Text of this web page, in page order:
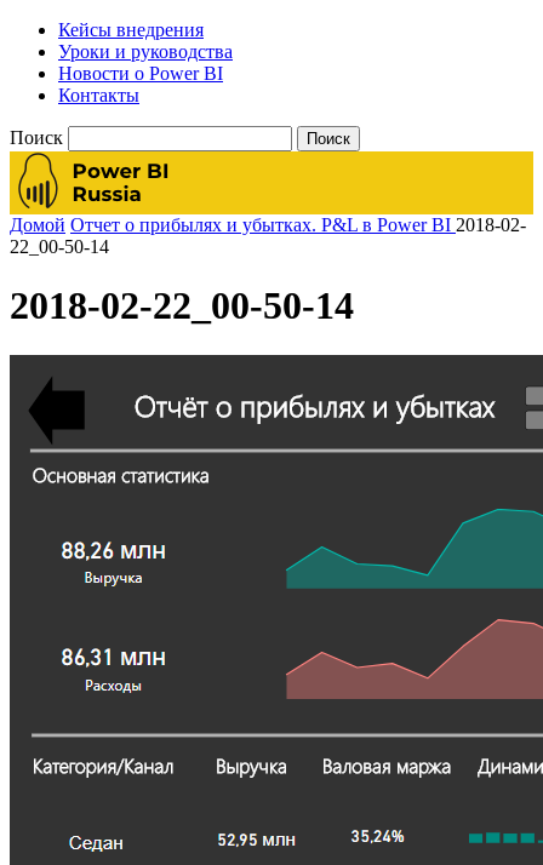
Кейсы внедрения
Уроки и руководства
Новости о Power BI
Контакты
Поиск
Домой Отчет о прибылях и убытках. P&L в Power BI 2018-02-
22_00-50-14
2018-02-22_00-50-14